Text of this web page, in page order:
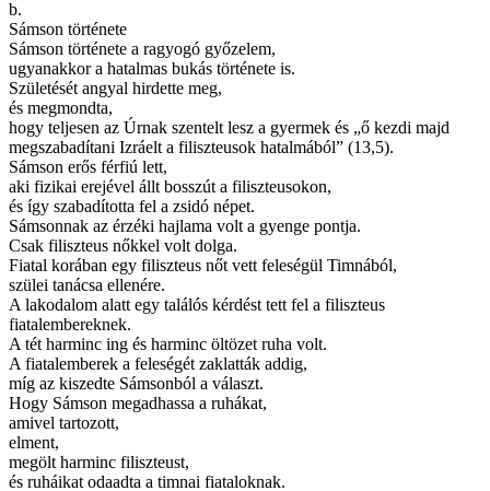
b.
Sámson története
Sámson története a ragyogó győzelem,
ugyanakkor a hatalmas bukás története is.
Születését angyal hirdette meg,
és megmondta,
hogy teljesen az Úrnak szentelt lesz a gyermek és „ő kezdi majd
megszabadítani Izráelt a filiszteusok hatalmából” (13,5).
Sámson erős férfiú lett,
aki fizikai erejével állt bosszút a filiszteusokon,
és így szabadította fel a zsidó népet.
Sámsonnak az érzéki hajlama volt a gyenge pontja.
Csak filiszteus nőkkel volt dolga.
Fiatal korában egy filiszteus nőt vett feleségül Timnából,
szülei tanácsa ellenére.
A lakodalom alatt egy találós kérdést tett fel a filiszteus
fiatalembereknek.
A tét harminc ing és harminc öltözet ruha volt.
A fiatalemberek a feleségét zaklatták addig,
míg az kiszedte Sámsonból a választ.
Hogy Sámson megadhassa a ruhákat,
amivel tartozott,
elment,
megölt harminc filiszteust,
és ruháikat odaadta a timnai fiataloknak.